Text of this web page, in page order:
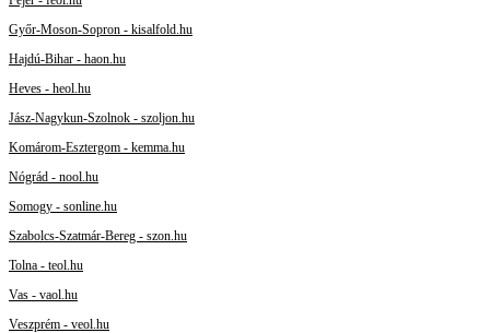
Győr-Moson-Sopron - kisalfold.hu
Hajdú-Bihar - haon.hu
Heves - heol.hu
Jász-Nagykun-Szolnok - szoljon.hu
Komárom-Esztergom - kemma.hu
Nógrád - nool.hu
Somogy - sonline.hu
Szabolcs-Szatmár-Bereg - szon.hu
Tolna - teol.hu
Vas - vaol.hu
Veszprém - veol.hu